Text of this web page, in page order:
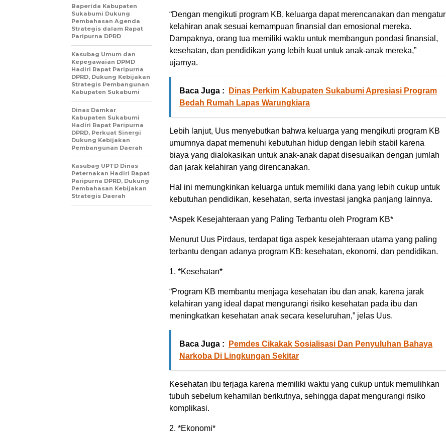
“Dengan mengikuti program KB, keluarga dapat merencanakan dan mengatur
kelahiran anak sesuai kemampuan finansial dan emosional mereka.
Dampaknya, orang tua memiliki waktu untuk membangun pondasi finansial,
kesehatan, dan pendidikan yang lebih kuat untuk anak-anak mereka,”
ujarnya.
Baca Juga :
Dinas Perkim Kabupaten Sukabumi Apresiasi Program
Bedah Rumah Lapas Warungkiara
Lebih lanjut, Uus menyebutkan bahwa keluarga yang mengikuti program KB
umumnya dapat memenuhi kebutuhan hidup dengan lebih stabil karena
biaya yang dialokasikan untuk anak-anak dapat disesuaikan dengan jumlah
dan jarak kelahiran yang direncanakan.
Hal ini memungkinkan keluarga untuk memiliki dana yang lebih cukup untuk
kebutuhan pendidikan, kesehatan, serta investasi jangka panjang lainnya.
*Aspek Kesejahteraan yang Paling Terbantu oleh Program KB*
Menurut Uus Pirdaus, terdapat tiga aspek kesejahteraan utama yang paling
terbantu dengan adanya program KB: kesehatan, ekonomi, dan pendidikan.
1. *Kesehatan*
“Program KB membantu menjaga kesehatan ibu dan anak, karena jarak
kelahiran yang ideal dapat mengurangi risiko kesehatan pada ibu dan
meningkatkan kesehatan anak secara keseluruhan,” jelas Uus.
Baca Juga :
Pemdes Cikakak Sosialisasi Dan Penyuluhan Bahaya
Narkoba Di Lingkungan Sekitar
Kesehatan ibu terjaga karena memiliki waktu yang cukup untuk memulihkan
tubuh sebelum kehamilan berikutnya, sehingga dapat mengurangi risiko
komplikasi.
2. *Ekonomi*
Baperida Kabupaten
Sukabumi Dukung
Pembahasan Agenda
Strategis dalam Rapat
Paripurna DPRD
Kasubag Umum dan
Kepegawaian DPMD
Hadiri Rapat Paripurna
DPRD, Dukung Kebijakan
Strategis Pembangunan
Kabupaten Sukabumi
Dinas Damkar
Kabupaten Sukabumi
Hadiri Rapat Paripurna
DPRD, Perkuat Sinergi
Dukung Kebijakan
Pembangunan Daerah
Kasubag UPTD Dinas
Peternakan Hadiri Rapat
Paripurna DPRD, Dukung
Pembahasan Kebijakan
Strategis Daerah